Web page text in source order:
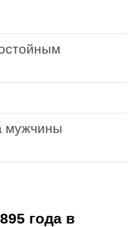
мужчины
года в